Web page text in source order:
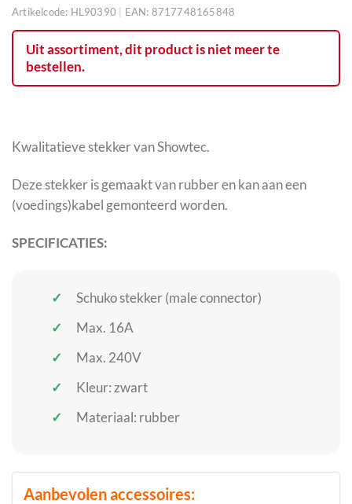
Artikelcode: HL90390 EAN: 8717748165848
Uit assortiment, dit product is niet meer te
bestellen.
Kwalitatieve stekker van Showtec.
Deze stekker is gemaakt van rubber en kan aan een
(voedings)kabel gemonteerd worden.
SPECIFICATIES:
Schuko stekker (male connector)
Max. 16A
Max. 240V
Kleur: zwart
Materiaal: rubber
Aanbevolen accessoires: